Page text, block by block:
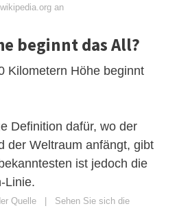
an
beginnt das All?
Kilometern Höhe beginnt
Definition dafür, wo der
der Weltraum anfängt, gibt
ist jedoch die
Linie.
Quelle
Sehen Sie sich die